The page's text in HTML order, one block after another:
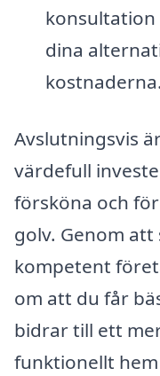
dina
kostnaderna.
Avslutningsvis
värdefull
försköna och
golv. Genom
kompetent
om att du får
bidrar till ett
funktionellt